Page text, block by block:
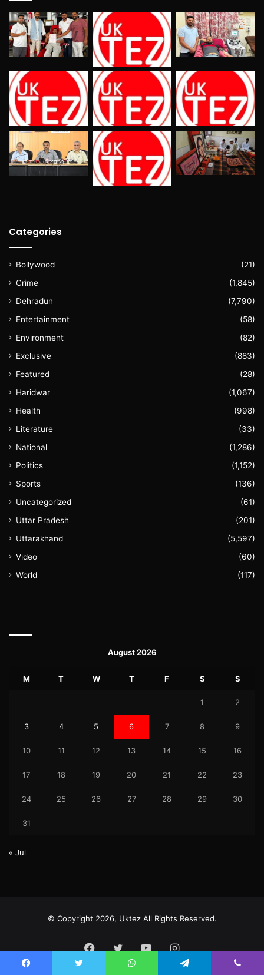
Categories
Bollywood
(21)
Crime
(1,845)
Dehradun
(7,790)
Entertainment
(58)
Environment
(82)
Exclusive
(883)
Featured
(28)
Haridwar
(1,067)
Health
(998)
Literature
(33)
National
(1,286)
Politics
(1,152)
Sports
(136)
Uncategorized
(61)
Uttar Pradesh
(201)
Uttarakhand
(5,597)
Video
(60)
World
(117)
August 2026
M T W T F S S
1 2
3 4 5 6 7 8 9
10 11 12 13 14 15 16
17 18 19 20 21 22 23
24 25 26 27 28 29 30
31
« Jul
© Copyright 2026, Uktez All Rights Reserved.
Facebook
Twitter YouTubeInstagram